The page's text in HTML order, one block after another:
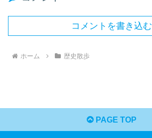
コメントを書き込む
ホーム 歴史散歩
PAGE TOP